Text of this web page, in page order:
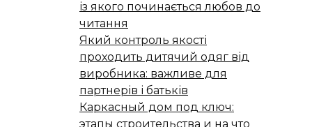
із якого починається любов до
читання
Який контроль якості
проходить дитячий одяг від
виробника: важливе для
партнерів і батьків
Каркасный дом под ключ:
этапы строительства и на что